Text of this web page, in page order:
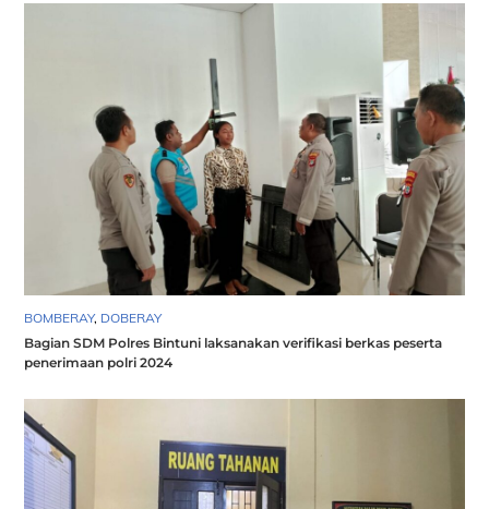
BOMBERAY, DOBERAY
Bagian SDM Polres Bintuni laksanakan verifikasi berkas peserta
penerimaan polri 2024